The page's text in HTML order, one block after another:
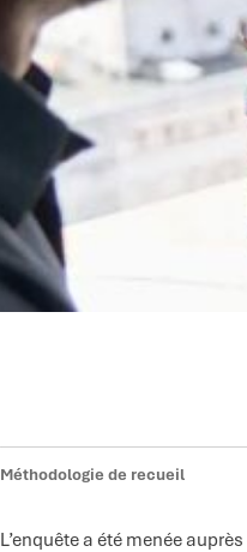
Méthodologie de recueil
L’enquête a été menée